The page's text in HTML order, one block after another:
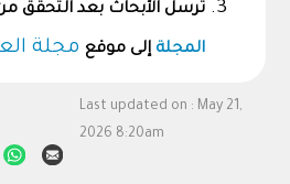
ترسل الأبحاث بعد التحقق
المجلة إلى موقع مجلة
Last updated on : May 21,
2026 8:20am